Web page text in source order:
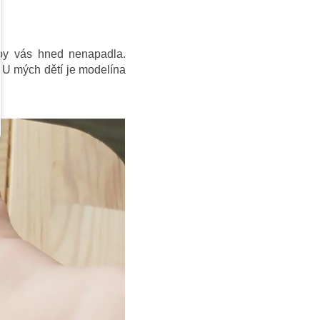
vás hned nenapadla.
mých dětí je modelína